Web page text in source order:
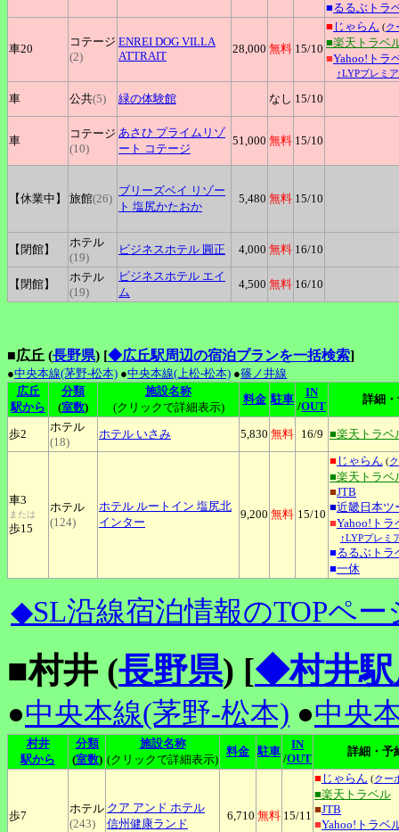
■るるぶトラ
車20
コテージ
(2)
ENREI DOG VILLA
ATTRAIT
28,000 無料 15/10
■ じゃらん (ク
■楽天トラベ
■Yahoo!トラ
↑LYPプレミ
車 公共(5) 緑の体験館 なし 15/10
車
コテージ
(10)
あさひ プライムリゾ
ート コテージ
51,000 無料 15/10
【休業中】 旅館(26)
ブリーズベイ リゾー
ト 塩尻かたおか
5,480 無料 15/10
【閉館】
ホテル
(19)
ビジネスホテル 圓正 4,000 無料 16/10
【閉館】
ホテル
(19)
ビジネスホテル エイ
ム
4,500 無料 16/10
■広丘 (長野県) [◆広丘駅周辺の宿泊プランを一括検索]
●中央本線(茅野-松本) ●中央本線(上松-松本) ●篠ノ井線
広丘
駅から
分類
(室数)
施設名称
(クリックで詳細表示)
料金 駐車
IN
/OUT
詳細
歩2
ホテル
(18)
ホテル いさみ 5,830 無料 16/9 ■楽天トラベ
車3
または
歩15
ホテル
(124)
ホテル ルートイン 塩尻北
インター
9,200 無料 15/10
■ じゃらん (
■楽天トラベ
■JTB
■近畿日本ツ
■Yahoo!トラ
↑LYPプレミ
■るるぶトラ
■一休
◆SL沿線宿泊情報のTOPペー
■村井 (長野県) [◆村井駅
●中央本線(茅野-松本) ●中央
村井
駅から
分類
(室数)
施設名称
(クリックで詳細表示)
料金 駐車
IN
/OUT
詳細・予
歩7
ホテル
(243)
クア アンド ホテル
信州健康ランド
6,710 無料 15/11
■ じゃらん (クー
■楽天トラベル
■JTB
■Yahoo!トラベ